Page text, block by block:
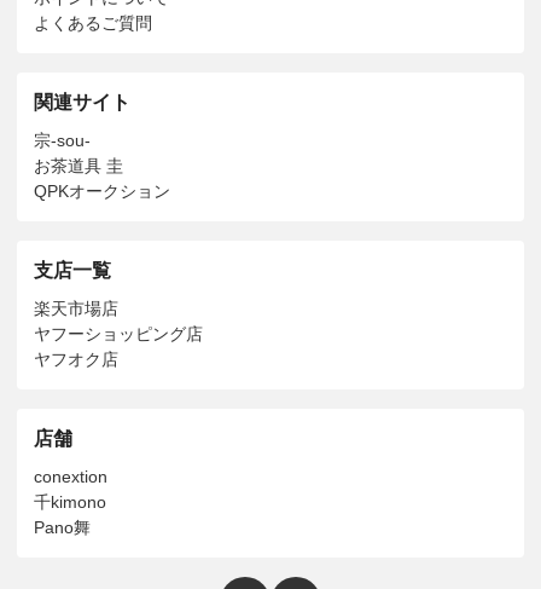
よくあるご質問
関連サイト
宗-sou-
お茶道具 圭
QPKオークション
支店一覧
楽天市場店
ヤフーショッピング店
ヤフオク店
店舗
conextion
千kimono
Pano舞